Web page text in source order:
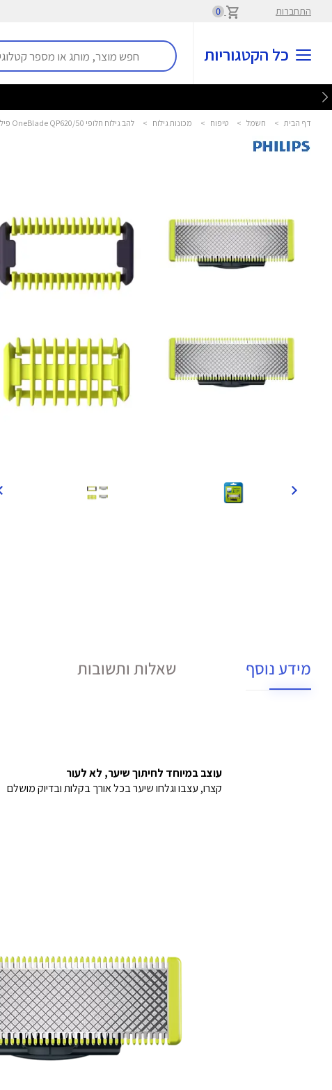
התחברות 0
כל הקטגוריות
דף הבית > חשמל > טיפוח > מכונות גילוח > להב גילוח חלופי OneBlade QP620/50 פיליפס - Philips
מידע נוסף שאלות ותשובות
עוצב במיוחד לחיתוך שיער, לא לעור
קצרו, עצבו וגלחו שיער בכל אורך בקלות ובדיוק מושלם